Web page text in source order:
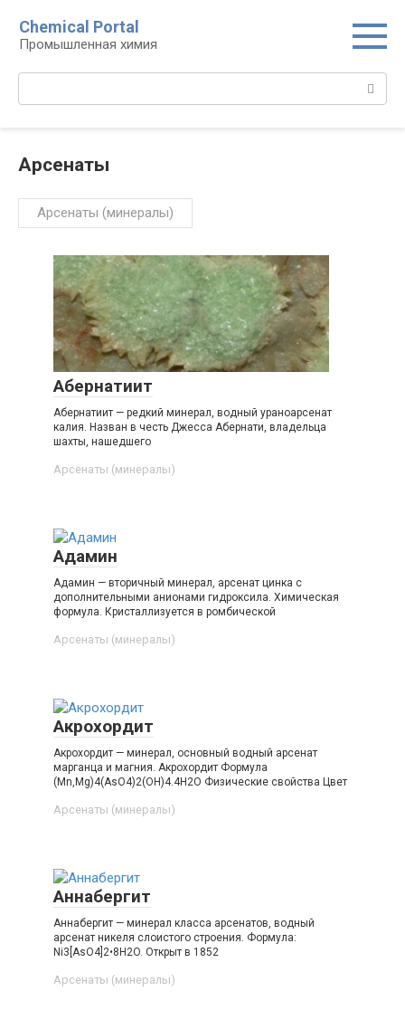
контенту
Chemical Portal
Промышленная химия
Арсенаты‎
Арсенаты (минералы)‎
Абернатиит
Абернатиит — редкий минерал, водный ураноарсенат
калия. Назван в честь Джесса Абернати, владельца
шахты, нашедшего
Арсенаты (минералы)‎
Адамин
Адамин — вторичный минерал, арсенат цинка с
дополнительными анионами гидроксила. Химическая
формула. Кристаллизуется в ромбической
Арсенаты (минералы)‎
Акрохордит
Акрохордит — минерал, основный водный арсенат
марганца и магния. Акрохордит Формула
(Mn,Mg)4(AsO4)2(OH)4.4H2O Физические свойства Цвет
Арсенаты (минералы)‎
Аннабергит
Аннабергит — минерал класса арсенатов, водный
арсенат никеля слоистого строения. Формула:
Ni3[AsO4]2•8H2O. Открыт в 1852
Арсенаты (минералы)‎